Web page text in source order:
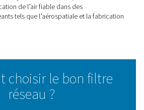
Filtres haute pression HP 350